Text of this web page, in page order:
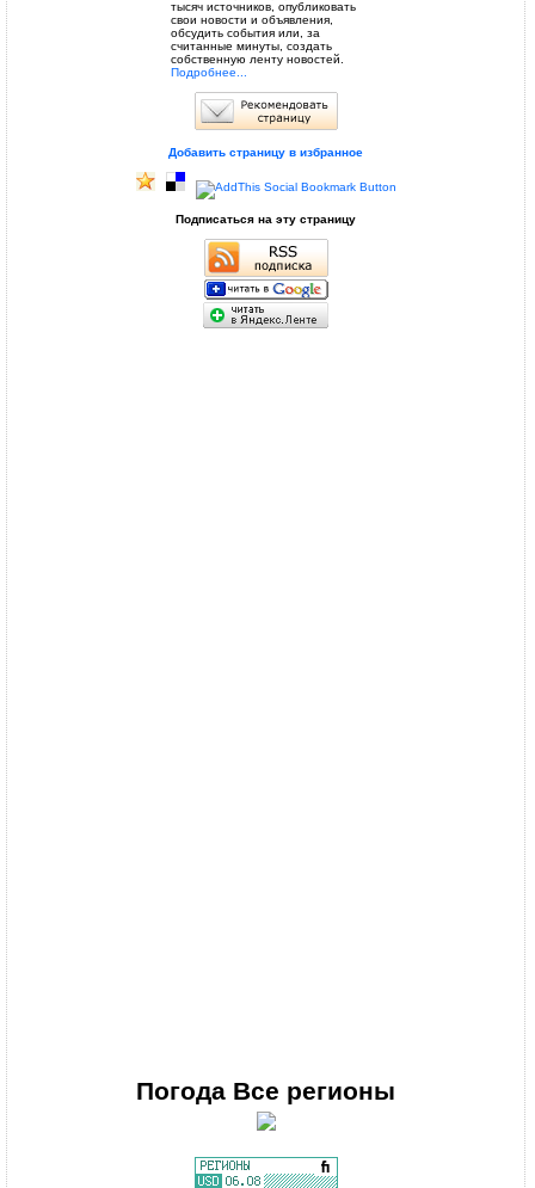
тысяч источников, опубликовать
свои новости и объявления,
обсудить события или, за
считанные минуты, создать
собственную ленту новостей.
Подробнее...
Добавить страницу в избранное
Подписаться на эту страницу
Погода Все регионы